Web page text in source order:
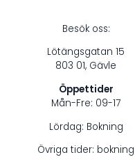
Besök oss:
Lötängsgatan 15
803 01, Gävle
Öppettider
Mån-Fre: 09-17
Lördag: Bokning
Övriga tider: bokning